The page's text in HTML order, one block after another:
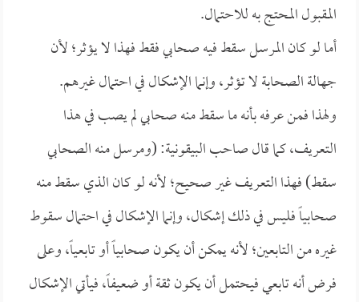
المقبول المحتج به للاحتمال.
أما لو كان المرسل سقط فيه صحابي فقط فهذا لا يؤثر؛ لأن
جهالة الصحابة لا تؤثر، وإنما الإشكال في احتمال غيرهم.
ولهذا فمن عرفه بأنه ما سقط منه صحابي لم يصب في هذا
التعريف، كما قال صاحب البيقونية: (ومرسل منه الصحابي
سقط) فهذا التعريف غير صحيح؛ لأنه لو كان الذي سقط منه
صحابياً فليس في ذلك إشكال، وإنما الإشكال في احتمال سقوط
غيره من التابعين؛ لأنه يمكن أن يكون صحابياً أو تابعياً، وعلى
فرض أنه تابعي فيحتمل أن يكون ثقة أو ضعيفاً، فيأتي الإشكال